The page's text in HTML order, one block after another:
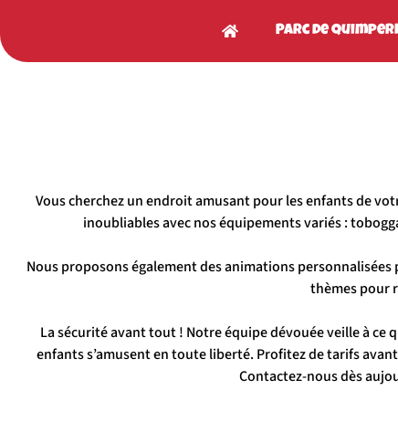
Parc de
Vous cherchez un endroit amusant pour les enfants de
inoubliables avec nos équipements variés :
Nous proposons également des animations personnalisées
thèmes pour
La sécurité avant tout ! Notre équipe dévouée veille à
enfants s’amusent en toute liberté. Profitez de tarifs
Contactez-nous dès